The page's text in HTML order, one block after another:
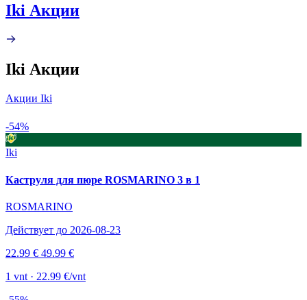
Iki Акции
Iki Акции
Акции Iki
-54%
Iki
Каструля для пюре ROSMARINO 3 в 1
ROSMARINO
Действует до 2026-08-23
22.99 € 49.99 €
1 vnt · 22.99 €/vnt